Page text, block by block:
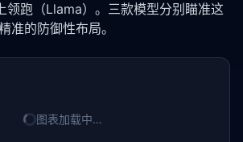
领跑（Llama）。三款模型分别瞄准这
准的防御性布局。
图表加载中…